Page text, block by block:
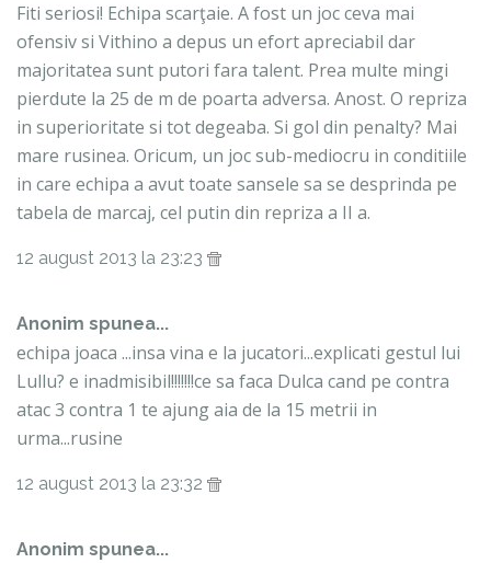
Fiti seriosi! Echipa scarţaie. A fost un joc ceva mai
ofensiv si Vithino a depus un efort apreciabil dar
majoritatea sunt putori fara talent. Prea multe mingi
pierdute la 25 de m de poarta adversa. Anost. O repriza
in superioritate si tot degeaba. Si gol din penalty? Mai
mare rusinea. Oricum, un joc sub-mediocru in conditiile
in care echipa a avut toate sansele sa se desprinda pe
tabela de marcaj, cel putin din repriza a II a.
12 august 2013 la 23:23
Anonim spunea...
echipa joaca ...insa vina e la jucatori...explicati gestul lui
Lullu? e inadmisibil!!!!!!!ce sa faca Dulca cand pe contra
atac 3 contra 1 te ajung aia de la 15 metrii in
urma...rusine
12 august 2013 la 23:32
Anonim spunea...